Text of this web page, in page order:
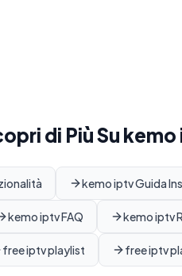
di Più Su
kemo iptv Guida
kemo iptv FAQ kemo iptv
free iptv playlist free iptv